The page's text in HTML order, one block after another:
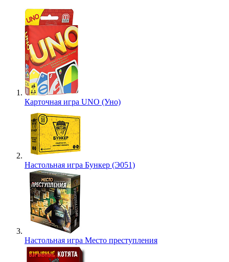
Карточная игра UNO (Уно)
Настольная игра Бункер (Э051)
Настольная игра Место преступления